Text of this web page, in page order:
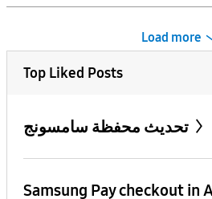
Load more
Top Liked Posts
تحديث محفظة سامسونج
Samsung Pay checkout in